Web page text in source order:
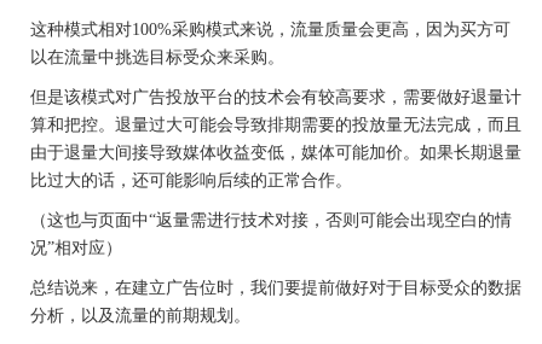
这种模式相对100%采购模式来说，流量质量会更高，因为买方可
以在流量中挑选目标受众来采购。
但是该模式对广告投放平台的技术会有较高要求，需要做好退量计
算和把控。退量过大可能会导致排期需要的投放量无法完成，而且
由于退量大间接导致媒体收益变低，媒体可能加价。如果长期退量
比过大的话，还可能影响后续的正常合作。
（这也与页面中“返量需进行技术对接，否则可能会出现空白的情
况”相对应）
总结说来，在建立广告位时，我们要提前做好对于目标受众的数据
分析，以及流量的前期规划。